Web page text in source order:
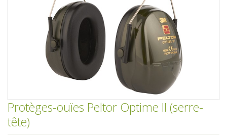
Protèges-ouïes Peltor Optime II (serre-
tête)